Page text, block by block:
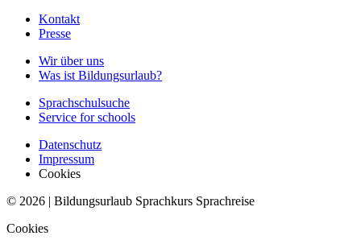
Kontakt
Presse
Wir über uns
Was ist Bildungsurlaub?
Sprachschulsuche
Service for schools
Datenschutz
Impressum
Cookies
© 2026 | Bildungsurlaub Sprachkurs Sprachreise
Cookies